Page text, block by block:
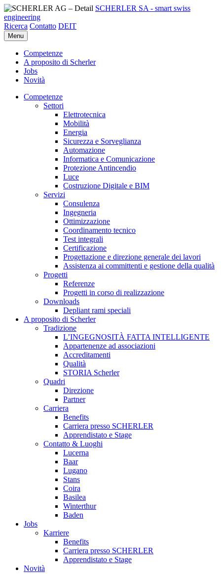
SCHERLER SA - smart swiss
engineering
Ricerca Contatto DEIT
Menu
Competenze
A proposito di Scherler
Jobs
Novità
Competenze
Settori
Elettrotecnica
Mobilità
Energia
Sicurezza e Sorveglianza
Automazione
Informatica e Comunicazione
Protezione Antincendio
Luce
Costruzione Digitale e BIM
Servizi
Consulenza
Ingegneria
Ottimizzazione
Coordinamento tecnico
Test integrali
Certificazione
Progettazione e direzione generale dei lavori
Assistenza ai committenti e gestione della qualità
Progetti
Referenze
Progetti in corso di realizzazione
Downloads
Depliant rami speciali
A proposito di Scherler
Tradizione
L’INGEGNOSITÀ FATTA INTELLIGENTE
Appartenenze ad associazioni
Accreditamenti
Qualità
STORIA Scherler
Quadri
Direzione
Partner
Carriera
Benefits
Carriera presso SCHERLER
Apprendistato e Stage
Contatto & Luoghi
Lucerna
Baar
Lugano
Stans
Coira
Basilea
Winterthur
Baden
Jobs
Karriere
Benefits
Carriera presso SCHERLER
Apprendistato e Stage
Novità